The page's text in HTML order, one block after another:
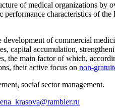
of medical organizations by
performance characteristics of
of commercial
capital accumulation,
the main factor of which,
their active focus on non-
social sector management.